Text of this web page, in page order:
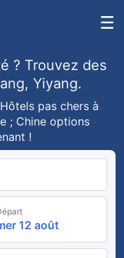
? Trouvez des
Yiyang.
pas chers à
; Chine options
!
12 août